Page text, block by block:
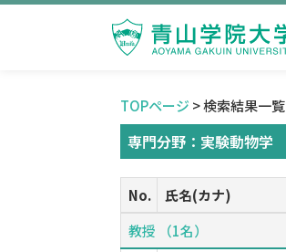
TOPページ > 検索結果一覧
専門分野：実験動物学
No. 氏名(カナ)
教授 （1名）